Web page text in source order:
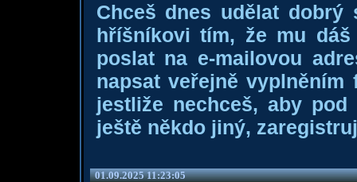
Chceš dnes udělat dobrý
hříšníkovi tím, že mu
poslat na e-mailovou
napsat veřejně
jestliže nechceš, aby
ještě někdo jiný,
01.09.2025 11:23:05